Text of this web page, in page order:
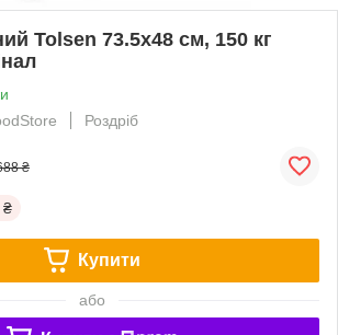
Tolsen 73.5х48 см, 150 кг
Роздріб
₴
₴
Купити
або